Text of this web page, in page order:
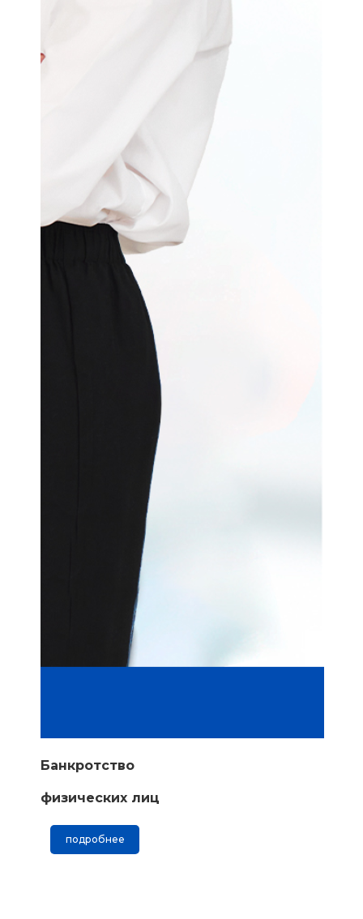
Банкротство
физических лиц
подробнее